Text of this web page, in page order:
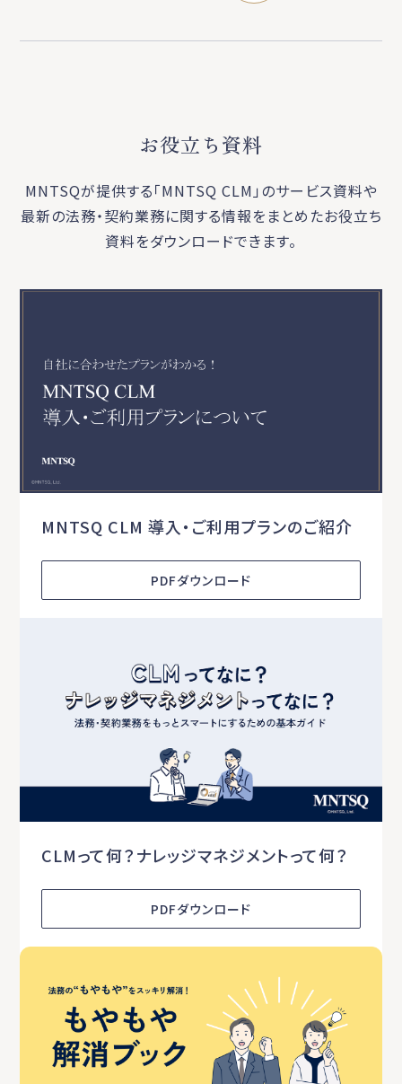
お役立ち資料
MNTSQが提供する「MNTSQ CLM」のサービス資料や
最新の法務・契約業務に関する情報をまとめたお役立ち
資料をダウンロードできます。
MNTSQ CLM 導入・ご利用プランのご紹介
PDFダウンロード
CLMって何？ナレッジマネジメントって何？
PDFダウンロード